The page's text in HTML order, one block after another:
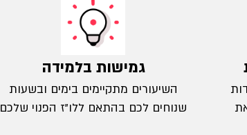
גמישות בלמידה
השיעורים מתקיימים בימים ובשעות
שנוחים לכם בהתאם ללו"ז הפנוי שלכם